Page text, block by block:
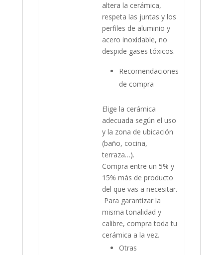
altera la cerámica,
respeta las juntas y los
perfiles de aluminio y
acero inoxidable, no
despide gases tóxicos.
Recomendaciones
de compra
Elige la cerámica
adecuada según el uso
y la zona de ubicación
(baño, cocina,
terraza…).
Compra entre un 5% y
15% más de producto
del que vas a necesitar.
Para garantizar la
misma tonalidad y
calibre, compra toda tu
cerámica a la vez.
Otras